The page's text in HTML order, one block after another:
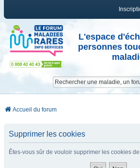
L'espace
personnes
Accueil du forum
Supprimer les cookies
Êtes-vous sûr de vouloir supprimer les cookies